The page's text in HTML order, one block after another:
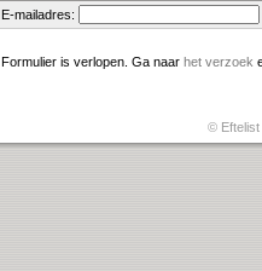
E-mailadres:
Formulier is verlopen. Ga naar het verzoek
© Eftelist